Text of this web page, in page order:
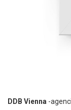
DDB Vienna -